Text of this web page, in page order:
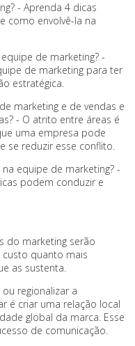
- Aprenda 4 dicas
como envolvê-la na
de marketing? -
de marketing para ter
estratégica.
marketing e de vendas e
- O atrito entre áreas é
uma empresa pode
se reduzir esse conflito.
equipe de marketing? -
podem conduzir e
do marketing serão
custo quanto mais
as sustenta.
regionalizar a
é criar uma relação local
global da marca. Esse
de comunicação.